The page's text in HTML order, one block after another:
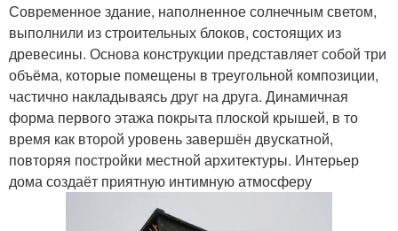
Современное здание, наполненное солнечным светом,
выполнили из строительных блоков, состоящих из
древесины. Основа конструкции представляет собой три
объёма, которые помещены в треугольной композиции,
частично накладываясь друг на друга. Динамичная
форма первого этажа покрыта плоской крышей, в то
время как второй уровень завершён двускатной,
повторяя постройки местной архитектуры. Интерьер
дома создаёт приятную интимную атмосферу